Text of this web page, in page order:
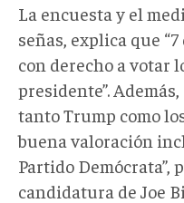
La encuesta y el
señas, explica que
con derecho a votar
presidente”.
tanto Trump como
buena valoración
Partido Demócrata”,
candidatura de Joe